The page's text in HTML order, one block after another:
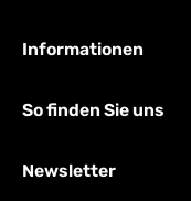
Informationen
So finden Sie uns
Newsletter